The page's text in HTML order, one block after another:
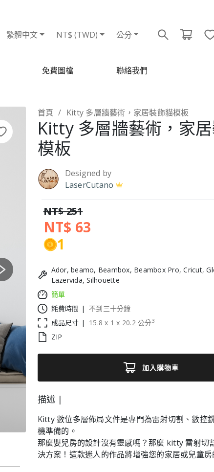
繁體中文 NT$ (TWD) 公分
免費圖檔 聯絡我們
Next
首頁 Kitty 多層牆藝術，家居裝飾貓模板
Kitty 多層牆藝術，家
模板
Designed by
LaserCutano
NT$ 251
NT$ 63
1
Ador, beamo, Beambox, Beambox Pro, Cricut,
Lazervida, Silhouette
簡單
耗費時間 |
不到三十分鐘
成品尺寸 |
15.8 x 1 x 20.2 公分3
ZIP
加入購物車
描述 |
Kitty 數位多層佈局文件是專門為雷射切割、數控
機準備的。
那麼嬰兒房的設計沒有靈感嗎？那麼 kitty 雷射切
決方案！這款迷人的作品將增強您的家居或兒童房